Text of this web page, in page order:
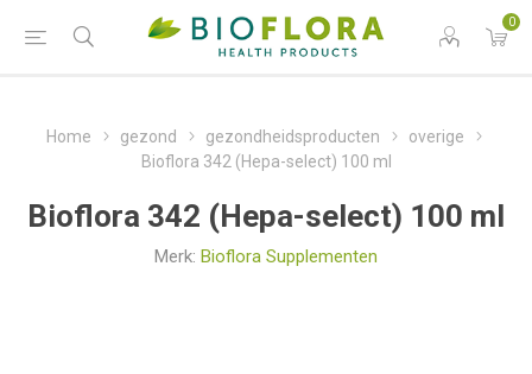
0
Home gezond gezondheidsproducten
overige
Bioflora 342 (Hepa-select) 100 ml
Bioflora 342 (Hepa-select) 100 ml
Merk: Bioflora Supplementen